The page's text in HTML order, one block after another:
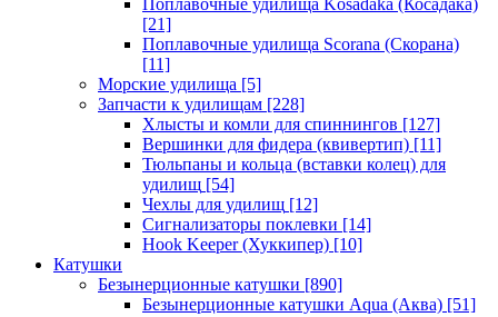
Поплавочные удилища Kosadaka (Косадака)
[21]
Поплавочные удилища Scorana (Скорана)
[11]
Морские удилища [5]
Запчасти к удилищам [228]
Хлысты и комли для спиннингов [127]
Вершинки для фидера (квивертип) [11]
Тюльпаны и кольца (вставки колец) для
удилищ [54]
Чехлы для удилищ [12]
Сигнализаторы поклевки [14]
Hook Keeper (Хуккипер) [10]
Катушки
Безынерционные катушки [890]
Безынерционные катушки Aqua (Аква) [51]